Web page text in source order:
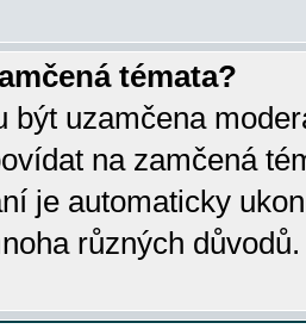
témata?
být uzamčena
na zamčená
je automaticky
různých důvodů.